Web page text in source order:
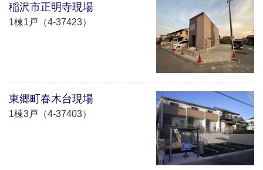
稲沢市正明寺現場
1棟1戸（4-37423）
東郷町春木台現場
1棟3戸（4-37403）